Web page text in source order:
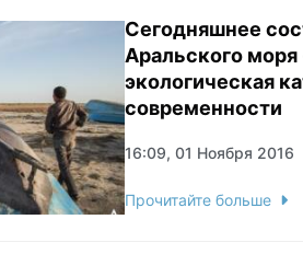
Сегодняшнее
Аральского
экологическая
современности
16:09, 01 Ноября 2016
Прочитайте больше